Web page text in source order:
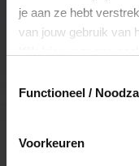
je aan ze hebt
van jouw gebruik van
Functioneel /
Voorkeuren